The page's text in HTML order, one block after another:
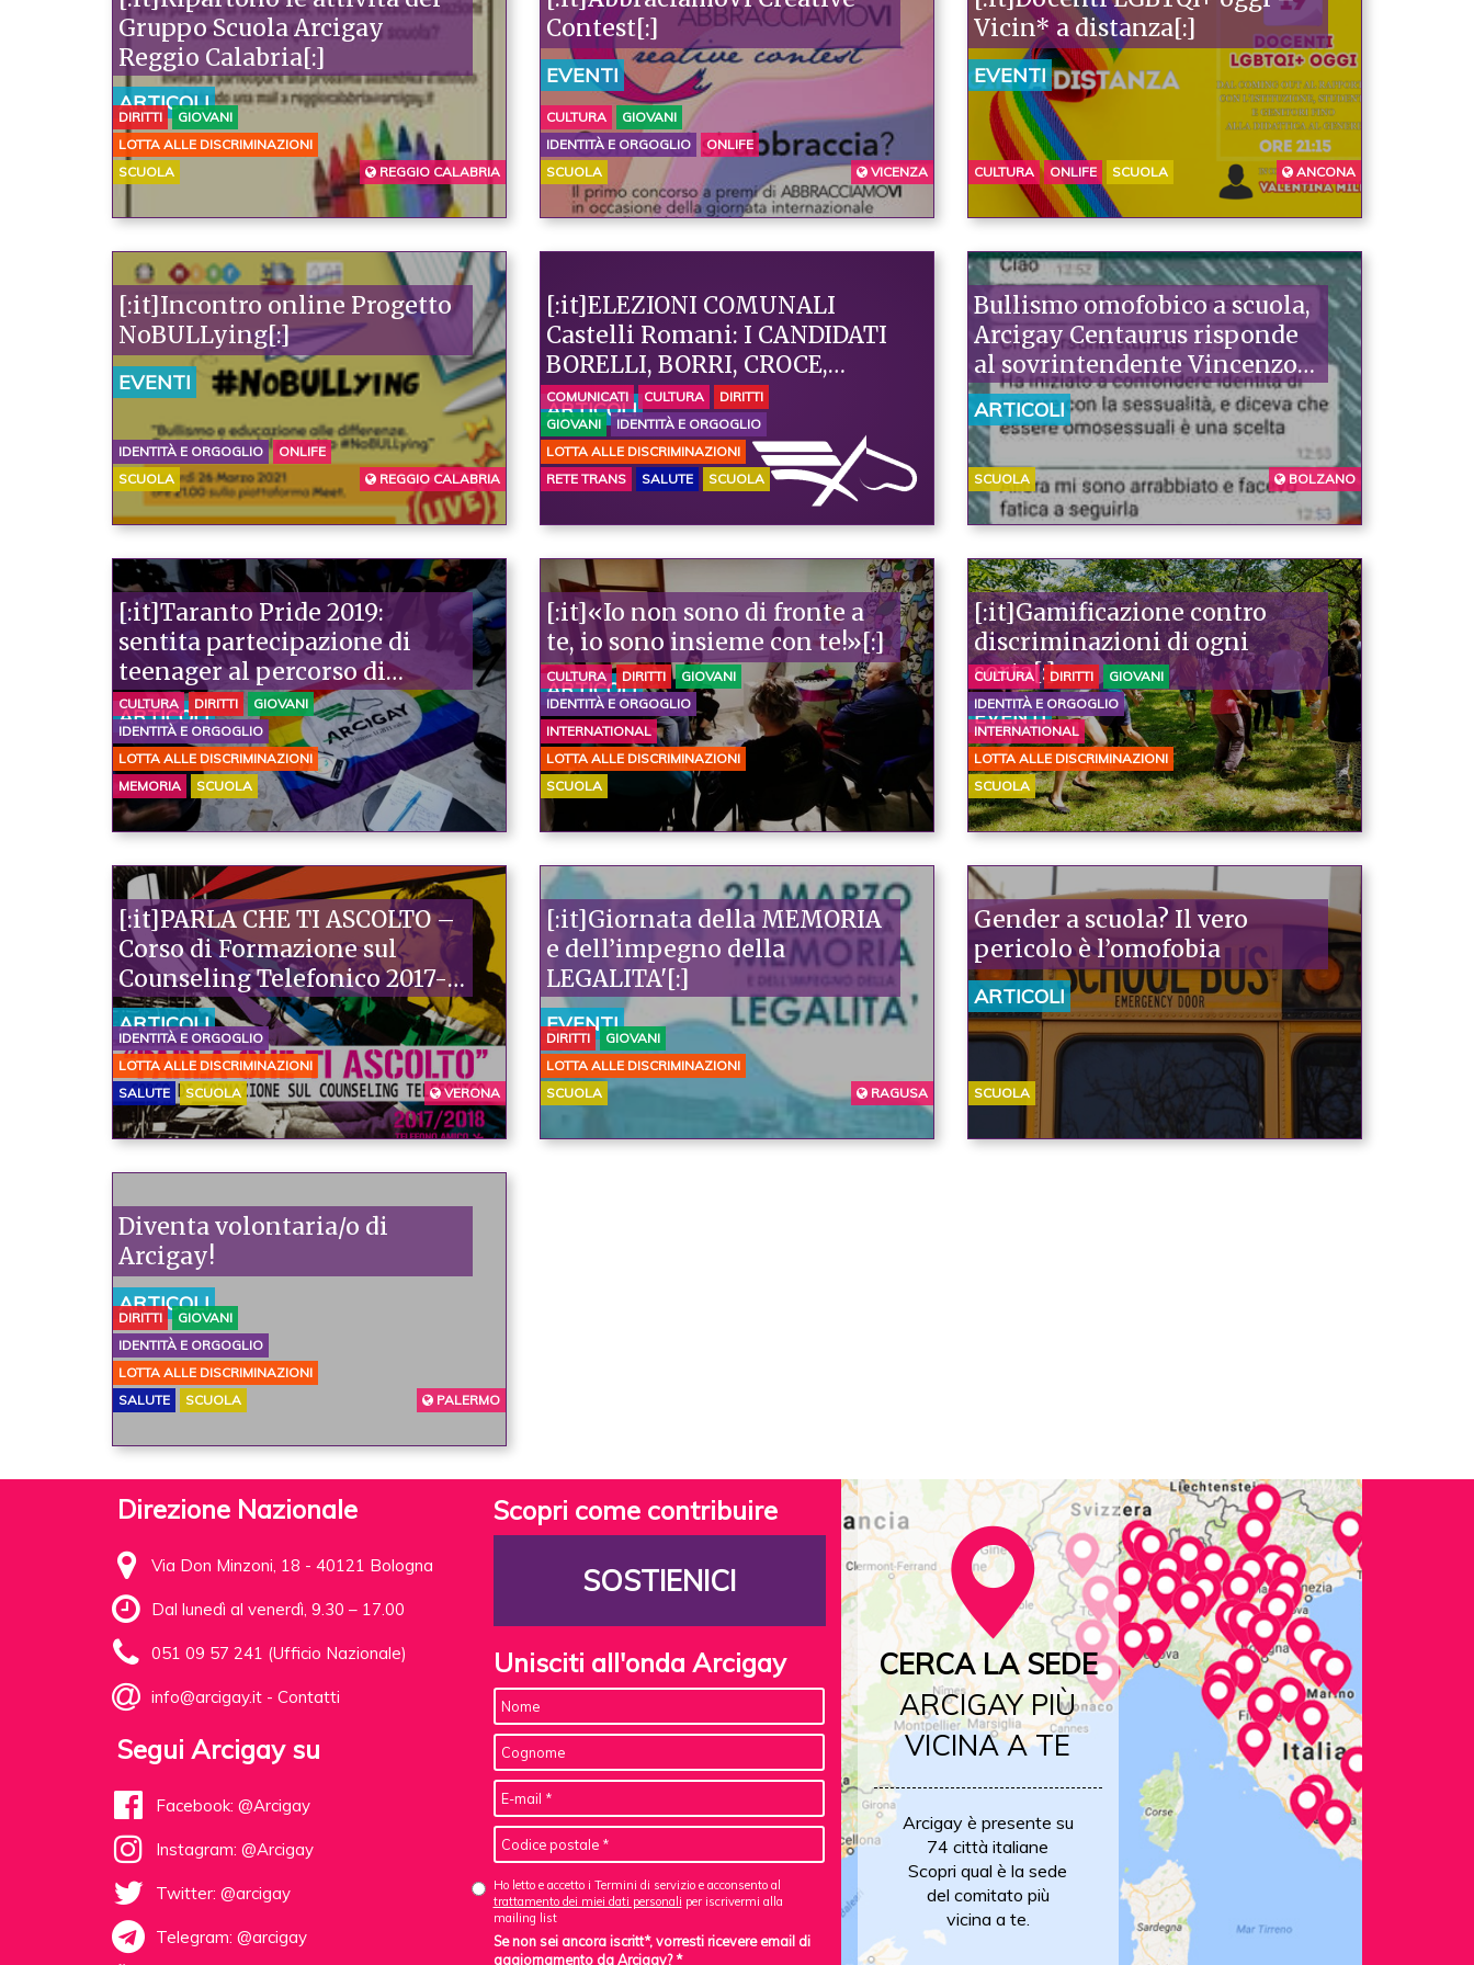
Gruppo Scuola Arcigay
Reggio Calabria[:]
ARTICOLI
DIRITTI
GIOVANI
LOTTA ALLE DISCRIMINAZIONI
SCUOLA
REGGIO CALABRIA
Contest[:]
EVENTI
CULTURA
GIOVANI
IDENTITÀ E ORGOGLIO
ONLIFE
SCUOLA
VICENZA
Vicin* a distanza[:]
EVENTI
CULTURA ONLIFE SCUOLA ANCONA
[:it]Incontro online Progetto
NoBULLying[:]
EVENTI
IDENTITÀ E ORGOGLIO
ONLIFE
SCUOLA
REGGIO CALABRIA
[:it]ELEZIONI COMUNALI
Castelli Romani: I CANDIDATI
BORELLI, BORRI, CROCE,
GABBARINI, NARDI,
VALENTINI E ZOCCOLOTTI
ADERISCONO A
PIATTAFORMA ARCIGAY[:]
ARTICOLI
COMUNICATI CULTURA
DIRITTI
GIOVANI
IDENTITÀ E ORGOGLIO
LOTTA ALLE DISCRIMINAZIONI
RETE TRANS
SALUTE SCUOLA
Bullismo omofobico a scuola,
Arcigay Centaurus risponde
al sovrintendente Vincenzo
Gullotta
ARTICOLI
SCUOLA BOLZANO
[:it]Taranto Pride 2019:
sentita partecipazione di
teenager al percorso di
costruzione[:]
ARTICOLI
CULTURA DIRITTI
GIOVANI
IDENTITÀ E ORGOGLIO
LOTTA ALLE DISCRIMINAZIONI
MEMORIA
SCUOLA
[:it]«Io non sono di fronte a
te, io sono insieme con te!»[:]
ARTICOLI
CULTURA DIRITTI
GIOVANI
IDENTITÀ E ORGOGLIO
INTERNATIONAL
LOTTA ALLE DISCRIMINAZIONI
SCUOLA
[:it]Gamificazione contro
discriminazioni di ogni
sorta[:]
EVENTI
CULTURA DIRITTI
GIOVANI
IDENTITÀ E ORGOGLIO
INTERNATIONAL
LOTTA ALLE DISCRIMINAZIONI
SCUOLA
[:it]PARLA CHE TI ASCOLTO –
Corso di Formazione sul
Counseling Telefonico 2017-
2017[:]
ARTICOLI
IDENTITÀ E ORGOGLIO
LOTTA ALLE DISCRIMINAZIONI
SALUTE
SCUOLA VERONA
[:it]Giornata della MEMORIA
e dell’impegno della
LEGALITA'[:]
EVENTI
DIRITTI
GIOVANI
LOTTA ALLE DISCRIMINAZIONI
SCUOLA
RAGUSA
Gender a scuola? Il vero
pericolo è l’omofobia
ARTICOLI
SCUOLA
Diventa volontaria/o di
Arcigay!
ARTICOLI
DIRITTI
GIOVANI
IDENTITÀ E ORGOGLIO
LOTTA ALLE DISCRIMINAZIONI
SALUTE
SCUOLA PALERMO
Direzione Nazionale
Via Don Minzoni, 18 - 40121 Bologna
Dal lunedì al venerdì, 9.30 – 17.00
051 09 57 241 (Ufficio Nazionale)
info@arcigay.it - Contatti
Segui Arcigay su
Facebook: @Arcigay
Instagram: @Arcigay
Twitter: @arcigay
Telegram: @arcigay
Scopri come contribuire
SOSTIENICI
Unisciti all'onda Arcigay
Ho letto e accetto i Termini di servizio e acconsento al
trattamento dei miei dati personali per iscrivermi alla
mailing list
Se non sei ancora iscritt*, vorresti ricevere email di
aggiornamento da Arcigay? *
CERCA LA SEDE
ARCIGAY PIÙ
VICINA A TE
Arcigay è presente su
74 città italiane
Scopri qual è la sede
del comitato più
vicina a te.